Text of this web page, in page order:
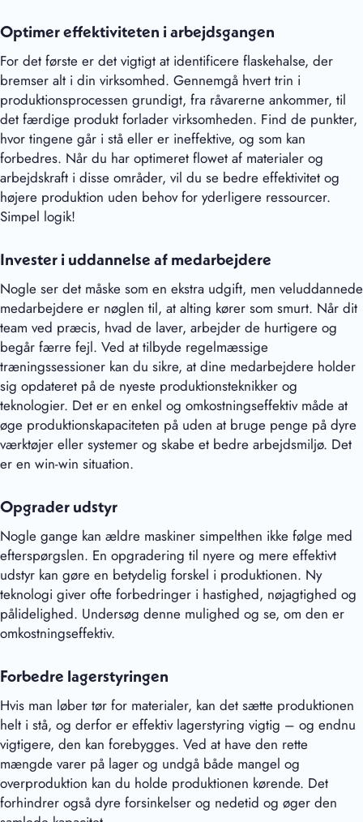
Optimer effektiviteten i arbejdsgangen
For det første er det vigtigt at identificere flaskehalse, der
bremser alt i din virksomhed. Gennemgå hvert trin i
produktionsprocessen grundigt, fra råvarerne ankommer, til
det færdige produkt forlader virksomheden. Find de punkter,
hvor tingene går i stå eller er ineffektive, og som kan
forbedres. Når du har optimeret flowet af materialer og
arbejdskraft i disse områder, vil du se bedre effektivitet og
højere produktion uden behov for yderligere ressourcer.
Simpel logik!
Invester i uddannelse af medarbejdere
Nogle ser det måske som en ekstra udgift, men veluddannede
medarbejdere er nøglen til, at alting kører som smurt. Når dit
team ved præcis, hvad de laver, arbejder de hurtigere og
begår færre fejl. Ved at tilbyde regelmæssige
træningssessioner kan du sikre, at dine medarbejdere holder
sig opdateret på de nyeste produktionsteknikker og
teknologier. Det er en enkel og omkostningseffektiv måde at
øge produktionskapaciteten på uden at bruge penge på dyre
værktøjer eller systemer og skabe et bedre arbejdsmiljø. Det
er en win-win situation.
Opgrader udstyr
Nogle gange kan ældre maskiner simpelthen ikke følge med
efterspørgslen. En opgradering til nyere og mere effektivt
udstyr kan gøre en betydelig forskel i produktionen. Ny
teknologi giver ofte forbedringer i hastighed, nøjagtighed og
pålidelighed. Undersøg denne mulighed og se, om den er
omkostningseffektiv.
Forbedre lagerstyringen
Hvis man løber tør for materialer, kan det sætte produktionen
helt i stå, og derfor er effektiv lagerstyring vigtig – og endnu
vigtigere, den kan forebygges. Ved at have den rette
mængde varer på lager og undgå både mangel og
overproduktion kan du holde produktionen kørende. Det
forhindrer også dyre forsinkelser og nedetid og øger den